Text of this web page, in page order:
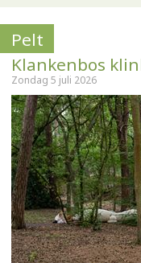
Pelt
Klankenbos
Zondag 5 juli 2026